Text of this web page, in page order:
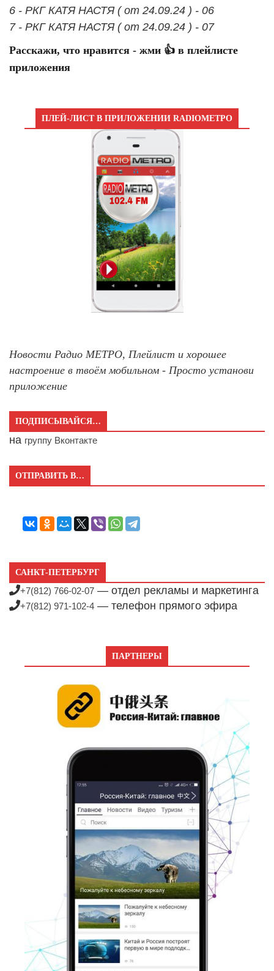
6 - РКГ КАТЯ НАСТЯ ( от 24.09.24 ) - 06
7 - РКГ КАТЯ НАСТЯ ( от 24.09.24 ) - 07
Расскажи, что нравится - жми 👍 в плейлисте
приложения
ПЛЕЙ-ЛИСТ В ПРИЛОЖЕНИИ RADIOМЕТРО
Новости Радио МЕТРО, Плейлист и хорошее
настроение в твоём мобильном - Просто установи
приложение
ПОДПИСЫВАЙСЯ…
на группу Вконтакте
ОТПРАВИТЬ В…
САНКТ-ПЕТЕРБУРГ
+7(812) 766-02-07 — отдел рекламы и маркетинга
+7(812) 971-102-4 — телефон прямого эфира
ПАРТНЕРЫ